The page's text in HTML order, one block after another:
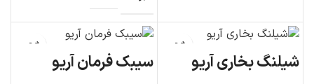
شیلنگ بخاری آریو سیبک فرمان آریو